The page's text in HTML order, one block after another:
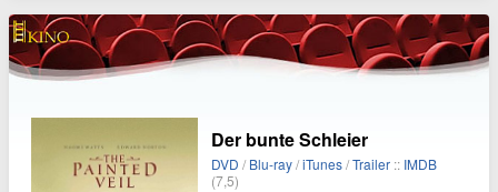
Der bunte Schleier
DVD /Blu-ray/iTunes/Trailer :: IMDB
(7,5)